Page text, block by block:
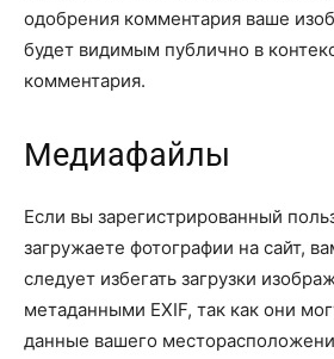
одобрения комментария ваше
будет видимым публично в
комментария.
Медиафайлы
Если вы зарегистрированный
загружаете фотографии на сайт,
следует избегать загрузки
метаданными EXIF, так как они
данные вашего